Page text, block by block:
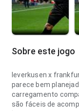
Sobre este jogo
leverkusen x
parece bem
carregamento
são fáceis de